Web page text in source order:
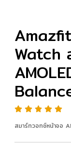
Watch
สมาร์ทวอทช์หน้าจอ